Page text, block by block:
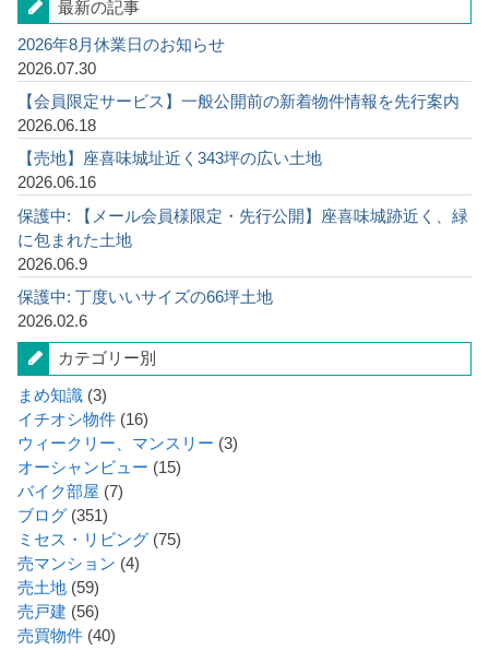
最新の記事
2026年8月休業日のお知らせ
2026.07.30
【会員限定サービス】一般公開前の新着物件情報を先行案内
2026.06.18
【売地】座喜味城址近く343坪の広い土地
2026.06.16
保護中: 【メール会員様限定・先行公開】座喜味城跡近く、緑
に包まれた土地
2026.06.9
保護中: 丁度いいサイズの66坪土地
2026.02.6
カテゴリー別
まめ知識 (3)
イチオシ物件 (16)
ウィークリー、マンスリー (3)
オーシャンビュー (15)
バイク部屋 (7)
ブログ (351)
ミセス・リビング (75)
売マンション (4)
売土地 (59)
売戸建 (56)
売買物件 (40)